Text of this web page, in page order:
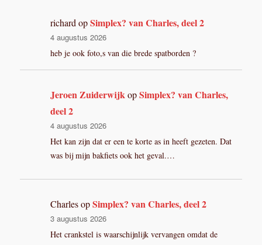
richard opSimplex? van Charles, deel 2
4 augustus 2026
heb je ook foto,s van die brede spatborden ?
Jeroen ZuiderwijkopSimplex? van Charles,
deel 2
4 augustus 2026
Het kan zijn dat er een te korte as in heeft gezeten. Dat
was bij mijn bakfiets ook het geval.…
CharlesopSimplex? van Charles, deel 2
3 augustus 2026
Het crankstel is waarschijnlijk vervangen omdat de